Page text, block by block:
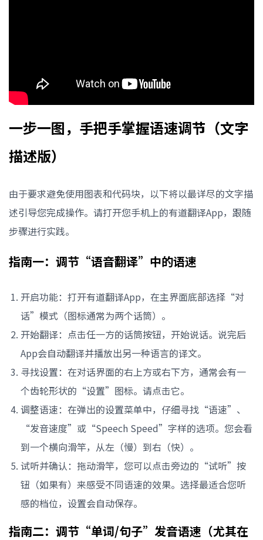
一步一图，手把手掌握语速调节（文字
描述版）
由于要求避免使用图表和代码块，以下将以最详尽的文字描
述引导您完成操作。请打开您手机上的有道翻译App，跟随
步骤进行实践。
指南一：调节“语音翻译”中的语速
开启功能：打开有道翻译App，在主界面底部选择“对
话”模式（图标通常为两个话筒）。
开始翻译：点击任一方的话筒按钮，开始说话。说完后
App会自动翻译并播放出另一种语言的译文。
寻找设置：在对话界面的右上方或右下方，通常会有一
个齿轮形状的“设置”图标。请点击它。
调整语速：在弹出的设置菜单中，仔细寻找“语速”、
“发音速度”或“Speech Speed”字样的选项。您会看
到一个横向滑竿，从左（慢）到右（快）。
试听并确认：拖动滑竿，您可以点击旁边的“试听”按
钮（如果有）来感受不同语速的效果。选择最适合您听
感的档位，设置会自动保存。
指南二：调节“单词/句子”发音语速（尤其在